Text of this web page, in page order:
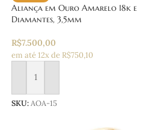
Aliança em Ouro Amarelo 18k e
Diamantes, 3,5mm
R$7.500,00
em até 12x de R$750,10
Adicionar ao carrinho
SKU: AOA-15